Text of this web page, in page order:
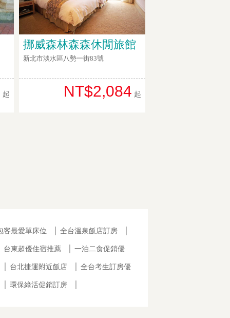
起
挪威森林森森休閒旅館
新北市淡水區八勢一街83號
NT$2,084 起
客最愛單床位 全台溫泉飯店訂房
台東超優住宿推薦 一泊二食促銷優
台北捷運附近飯店 全台考生訂房優
環保綠活促銷訂房